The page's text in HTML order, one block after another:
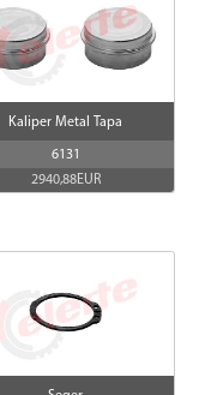
Kaliper Metal Tapa
6131
2940,88EUR